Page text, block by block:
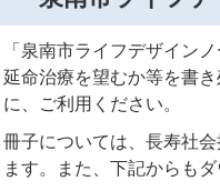
「泉南市ライフデザイン
延命治療を望むか等を書
に、ご利用ください。
冊子については、長寿社
ます。また、下記からも